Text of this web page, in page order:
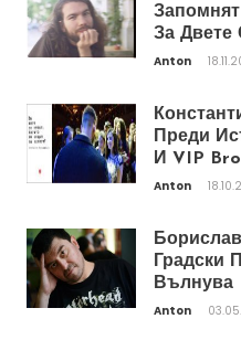
За Двете
Anton
Преди
И VIP
Anton
Градски
Вълнува
Anton